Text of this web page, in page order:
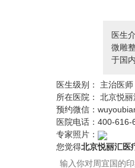
医生
微雕
于国
医生级别：
主治医师
所在医院：
北京悦
预约微信：
医院电话：400-616-
专家照片：
您觉得北京悦丽汇医